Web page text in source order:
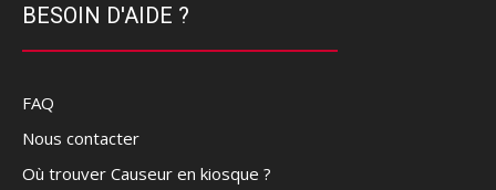
BESOIN D'AIDE ?
FAQ
Nous contacter
Où trouver Causeur en kiosque ?